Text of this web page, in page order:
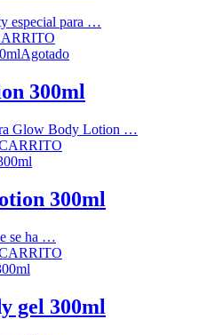
especial para …
Agotado
300ml
Glow Body Lotion …
300ml
se ha …
gel 300ml